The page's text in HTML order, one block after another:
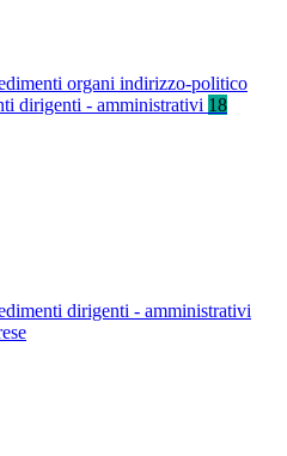
organi indirizzo-politico
dirigenti - amministrativi 18
dirigenti - amministrativi